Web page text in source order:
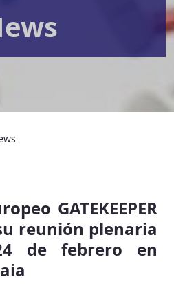
GATEKEEPER
reunión plenaria
de febrero en